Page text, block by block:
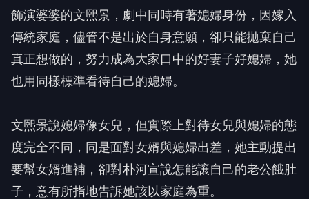
飾演婆婆的文熙景，劇中同時有著媳婦身份，因嫁入
傳統家庭， 儘管不是出於自身意願，卻只能拋棄自己
真正想做的， 努力成為大家口中的好妻子好媳婦， 她
也用同樣標準看待自己的媳婦。
文熙景說媳婦像女兒， 但實際上對待女兒與媳婦的態
度完全不同， 同是面對女婿與媳婦出差，她主動提出
要幫女婿進補， 卻對朴河宣說怎能讓自己的老公餓肚
子， 意有所指地告訴她該以家庭為重。